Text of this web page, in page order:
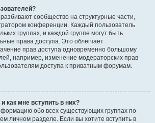
сообщество на структурные части,
конференции. Каждый пользователь
группах, и каждой группе могут быть
права доступа. Это облегчает
прав доступа одновременно большому
например, изменение модераторских прав
доступа к приватным форумам.
как мне вступить в них?
обо всех существующих группах по
личном разделе. Если вы хотите вступить в